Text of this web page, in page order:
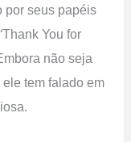
por seus papéis
You for
não seja
tem falado em